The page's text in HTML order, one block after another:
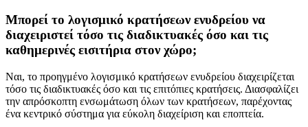
Μπορεί το λογισμικό κρατήσεων ενυδρείου να
διαχειριστεί τόσο τις διαδικτυακές όσο και τις
καθημερινές εισιτήρια στον χώρο;
Ναι, το προηγμένο λογισμικό κρατήσεων ενυδρείου διαχειρίζεται
τόσο τις διαδικτυακές όσο και τις επιτόπιες κρατήσεις. Διασφαλίζει
την απρόσκοπτη ενσωμάτωση όλων των κρατήσεων, παρέχοντας
ένα κεντρικό σύστημα για εύκολη διαχείριση και εποπτεία.